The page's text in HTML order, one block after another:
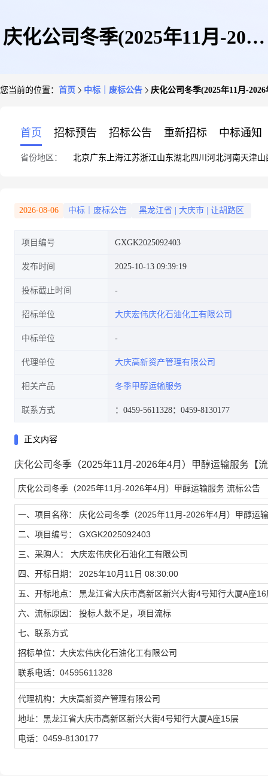
庆化公司冬季(2025年11月-2026
您当前的位置： 首页 中标｜废标公告 庆化公司冬季(2025年11月-
首页 招标预告 招标公告 重新招标 中标通知
省份地区： 北京广东 上海江苏浙江山东湖北四川 河北河南天津山
2026-08-06 中标｜废标公告 黑龙江省 大庆市 让胡路区
项目编号 GXGK2025092403
发布时间 2025-10-13 09:39:19
投标截止时间
招标单位 大庆宏伟庆化石油化工有限公司
中标单位
代理单位 大庆高新资产管理有限公司
相关产品 冬季甲醇运输服务
联系方式 ：0459-5611328：0459-8130177
正文内容
庆化公司冬季（2025年11月-2026年4月）甲醇运输服务【
庆化公司冬季（2025年11月-2026年4月）甲醇运输服务 流标公告
一、项目名称： 庆化公司冬季（2025年11月-2026年4月）甲醇运
二、项目编号： GXGK2025092403
三、采购人： 大庆宏伟庆化石油化工有限公司
四、开标日期： 2025年10月11日 08:30:00
五、开标地点： 黑龙江省大庆市高新区新兴大街4号知行大厦A座16
六、流标原因： 投标人数不足，项目流标
七、联系方式
招标单位：大庆宏伟庆化石油化工有限公司
联系电话：04595611328
代理机构：大庆高新资产管理有限公司
地址：黑龙江省大庆市高新区新兴大街4号知行大厦A座15层
电话：0459-8130177